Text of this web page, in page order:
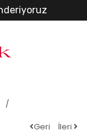
Geri
İleri